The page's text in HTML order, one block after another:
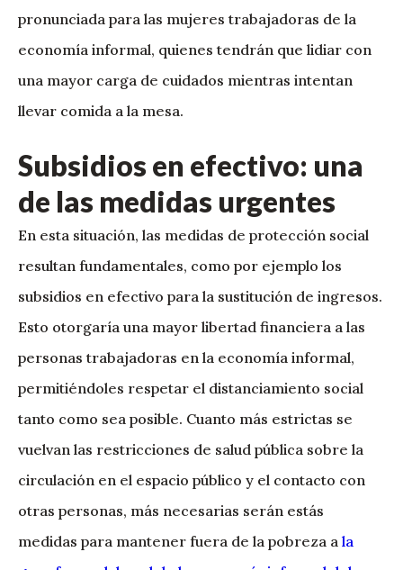
pronunciada para las mujeres trabajadoras de la
economía informal, quienes tendrán que lidiar con
una mayor carga de cuidados mientras intentan
llevar comida a la mesa.
Subsidios en efectivo: una
de las medidas urgentes
En esta situación, las medidas de protección social
resultan fundamentales, como por ejemplo los
subsidios en efectivo para la sustitución de ingresos.
Esto otorgaría una mayor libertad financiera a las
personas trabajadoras en la economía informal,
permitiéndoles respetar el distanciamiento social
tanto como sea posible. Cuanto más estrictas se
vuelvan las restricciones de salud pública sobre la
circulación en el espacio público y el contacto con
otras personas, más necesarias serán estás
medidas para mantener fuera de la pobreza a la